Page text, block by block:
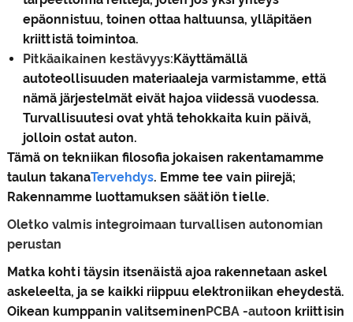
epäonnistuu, toinen ottaa haltuunsa, ylläpitäen
kriittistä toimintoa.
Pitkäaikainen kestävyys:Käyttämällä
autoteollisuuden materiaaleja varmistamme, että
nämä järjestelmät eivät hajoa viidessä vuodessa.
Turvallisuutesi ovat yhtä tehokkaita kuin päivä,
jolloin ostat auton.
Tämä on tekniikan filosofia jokaisen rakentamamme
taulun takanaTervehdys. Emme tee vain piirejä;
Rakennamme luottamuksen säätiön tielle.
Oletko valmis integroimaan turvallisen autonomian
perustan
Matka kohti täysin itsenäistä ajoa rakennetaan askel
askeleelta, ja se kaikki riippuu elektroniikan eheydestä.
Oikean kumppanin valitseminenPCBA -autoon kriittisin